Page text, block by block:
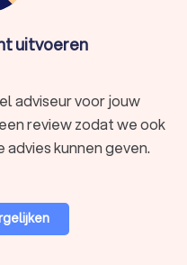
uitvoeren
adviseur voor jouw
review zodat we ook
kunnen geven.